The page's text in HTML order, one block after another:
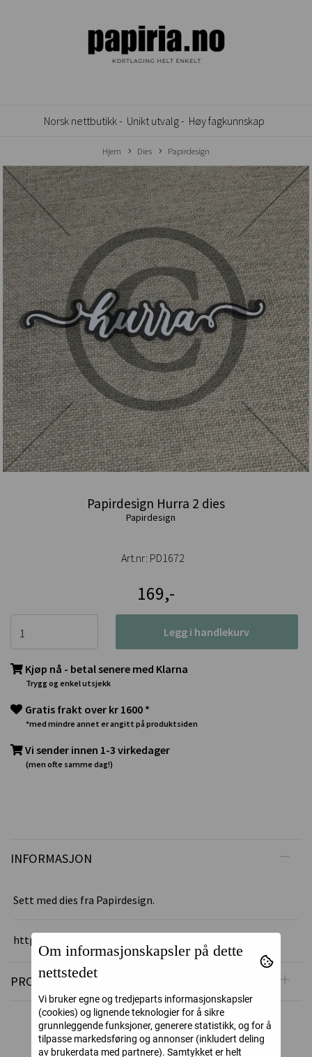
Norsk nettbutikk - Unikt utvalg - Høy fagkunnskap
Hjem Dies Papirdesign
Papirdesign Hurra 2 dies
Papirdesign
Art.nr: PD1672
169,-
Legg i handlekurv
Kjøp nå - betal senere med Klarna
Trygg og enkel utsjekk
Gratis frakt over kr 1600 *
*med mindre annet er angitt på produktsiden
Vi sender innen 1-3 virkedager
(men ofte samme dag!)
INFORMASJON
Sett med dies fra Papirdesign.
https://www.papirdesign.no/
PRODUSENT
Alternative produkter
Om informasjonskapsler på dette
nettstedet
Vi bruker egne og tredjeparts informasjonskapsler
(cookies) og lignende teknologier for å sikre
grunnleggende funksjoner, generere statistikk, og for å
tilpasse markedsføring og annonser (inkludert deling
av brukerdata med partnere). Samtykket er helt